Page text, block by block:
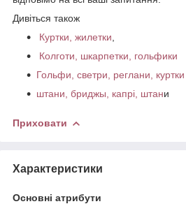
Дивіться також
Куртки, жилетки
Колготи, шкарпетки, гольфики
Гольфи, светри, реглани, куртки
штани, бриджы, капрі, штани
Приховати
Характеристики
Основні атрибути